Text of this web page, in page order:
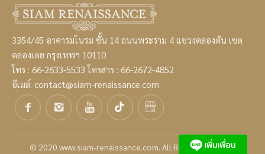
3354/45 อาคารมโนรม ชั้น 14 ถนนพระราม 4 แขวงคลองตัน เขต
คลองเตย กรุงเทพฯ 10110
โทร : 66-2633-5533 โทรสาร : 66-2672-4852
อีเมล์: contact@siam-renaissance.com
© 2020 www.siam-renaissance.com. All Rights Reserved.